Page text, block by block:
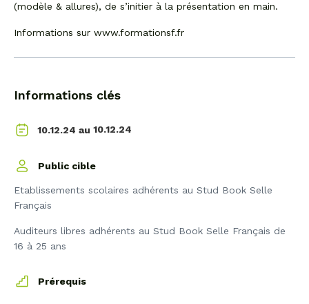
(modèle & allures), de s’initier à la présentation en main.
Informations sur www.formationsf.fr
Informations clés
10.12.24 au 10.12.24
Public cible
Etablissements scolaires adhérents au Stud Book Selle
Français
Auditeurs libres adhérents au Stud Book Selle Français de
16 à 25 ans
Prérequis